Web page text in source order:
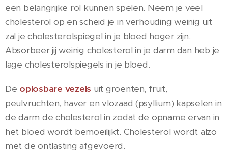
een belangrijke rol kunnen spelen. Neem je veel
cholesterol op en scheid je in verhouding weinig uit
zal je cholesterolspiegel in je bloed hoger zijn.
Absorbeer jij weinig cholesterol in je darm dan heb je
lage cholesterolspiegels in je bloed.
De oplosbare vezels uit groenten, fruit,
peulvruchten, haver en vlozaad (psyllium) kapselen in
de darm de cholesterol in zodat de opname ervan in
het bloed wordt bemoeilijkt. Cholesterol wordt alzo
met de ontlasting afgevoerd.